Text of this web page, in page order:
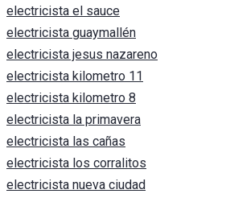
electricista el sauce
electricista guaymallén
electricista jesus nazareno
electricista kilometro 11
electricista kilometro 8
electricista la primavera
electricista las cañas
electricista los corralitos
electricista nueva ciudad